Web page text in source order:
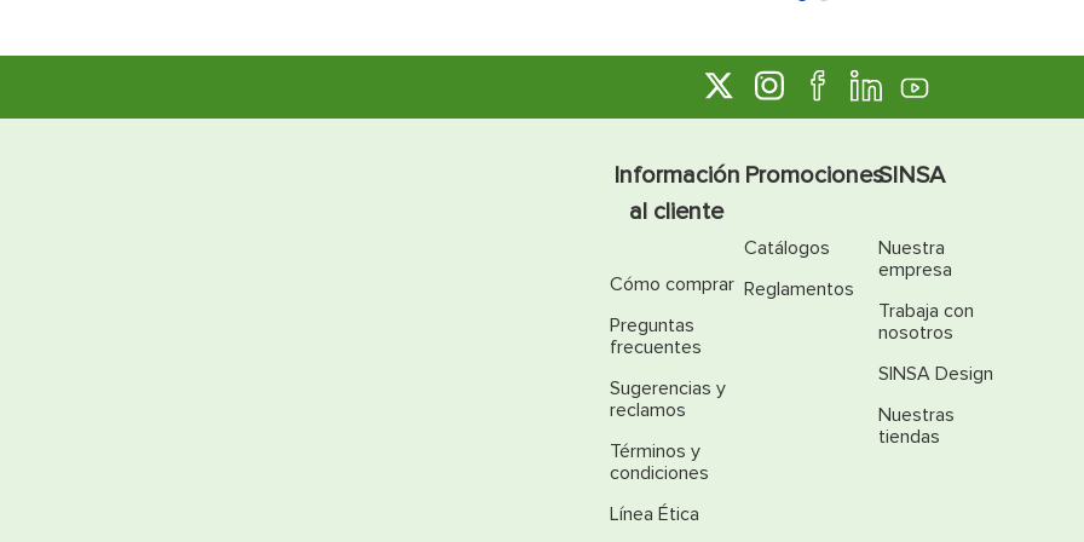
Información
al cliente
Cómo comprar
Preguntas
frecuentes
Sugerencias y
reclamos
Términos y
condiciones
Línea Ética
Promociones
Catálogos
Reglamentos
SINSA
Nuestra
empresa
Trabaja con
nosotros
SINSA Design
Nuestras
tiendas